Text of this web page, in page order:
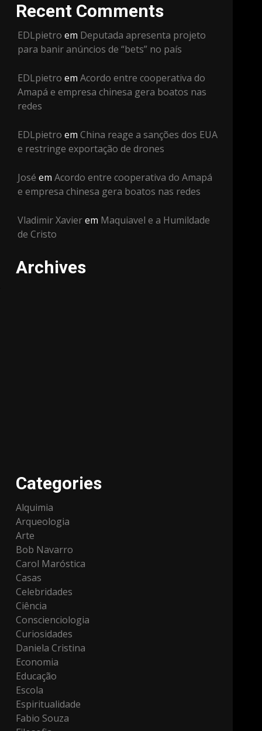
Recent Comments
EDLpietro em Deputada apresenta projeto
para banir anúncios de “bets” no país
EDLpietro emAcordo entre cooperativa do
Amapá e empresa chinesa gera boatos nas
redes
EDLpietro emChina reage a sanções dos EUA
e restringe exportação de drones
José emAcordo entre cooperativa do Amapá
e empresa chinesa gera boatos nas redes
Vladimir Xavierem Maquiavel e a Humildade
de Cristo
Archives
Categories
Alquimia
Arqueologia
Arte
Bob Navarro
Carol Maróstica
Casas
Celebridades
Ciência
Conscienciologia
Curiosidades
Daniela Cristina
Economia
Educação
Escola
Espiritualidade
Fabio Souza